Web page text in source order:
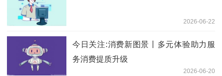
2026-06-22
今日关注:消费新图景丨多元体验助力服
务消费提质升级
2026-06-20